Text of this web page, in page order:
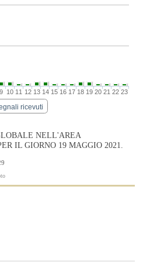
ricevuti
9 10 11 12 13 14 15 16 17 18 19 20 21 22 23
NELL'AREA
IL GIORNO 19 MAGGIO 2021.